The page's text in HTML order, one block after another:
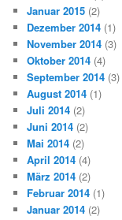
Januar 2015 (2)
Dezember 2014 (1)
November 2014 (3)
Oktober 2014 (4)
September 2014 (3)
August 2014 (1)
Juli 2014 (2)
Juni 2014 (2)
Mai 2014 (2)
April 2014 (4)
März 2014 (2)
Februar 2014 (1)
Januar 2014 (2)